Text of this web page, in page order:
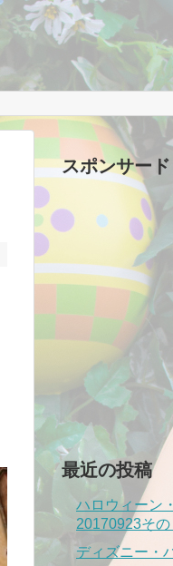
スポンサー
最近の投稿
ハロウィーン
20170923その
ディズニー・